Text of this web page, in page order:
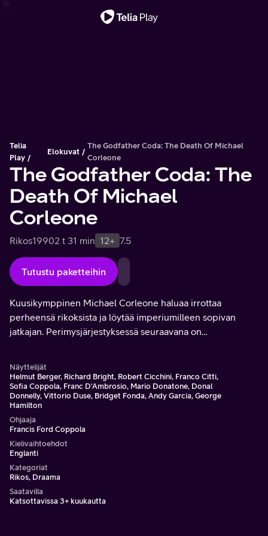
Telia
Play
Elokuvat
The Godfather Coda: The Death Of Michael
Corleone
The Godfather Coda: The
Death Of Michael
Corleone
Rikos19902 t 31 min 12+ 7.5
Tutustu paketteihin
Kuusikymppinen Michael Corleone haluaa irrottaa
perheensä rikoksista ja löytää imperiumilleen sopivan
jatkajan. Perimysjärjestyksessä seuraavana on
Näyttelijät
Helmut Berger, Richard Bright, Robert Cicchini, Franco Citti,
Sofia Coppola, Franc D'Ambrosio, Mario Donatone, Donal
Donnelly, Vittorio Duse, Bridget Fonda, Andy Garcia, George
Hamilton
Ohjaaja
Francis Ford Coppola
Kielivaihtoehdot
Englanti
Kategoriat
Rikos, Draama
Saatavilla
Katsottavissa 3+ kuukautta